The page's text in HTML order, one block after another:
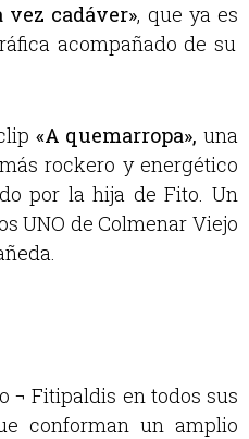
vez cadáver», que ya es
acompañado de su
«A quemarropa», una
rockero y energético
por la hija de Fito. Un
UNO de Colmenar Viejo
¬ Fitipaldis en todos sus
conforman un amplio